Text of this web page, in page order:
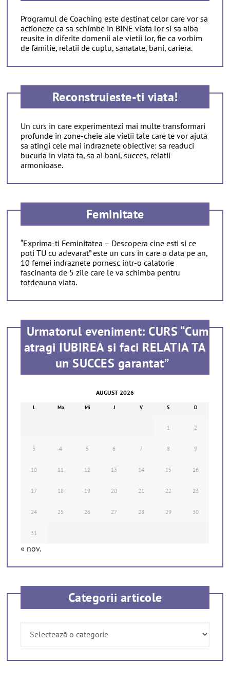
Programul de Coaching este destinat celor care vor sa
actioneze ca sa schimbe in BINE viata lor si sa aiba
reusite in diferite domenii ale vietii lor, fie ca vorbim
de familie, relatii de cuplu, sanatate, bani, cariera.
Reconstruieste-ti viata!
Un curs in care experimentezi mai multe transformari
profunde in zone-cheie ale vietii tale care te vor ajuta
sa atingi cele mai indraznete obiective: sa readuci
bucuria in viata ta, sa ai bani, succes, relatii
armonioase.
Feminitate
“Exprima-ti Feminitatea – Descopera cine esti si ce
poti TU cu adevarat” este un curs in care o data pe an,
10 femei indraznete pornesc intr-o calatorie
fascinanta de 5 zile care le va schimba pentru
totdeauna viata.
Urmatorul eveniment: CURS “Cum
atragi IUBIREA si faci RELATIA TA
un SUCCES garantat”
AUGUST 2026
L Ma Mi J V S D
1 2
3 4 5 6 7 8 9
10 11 12 13 14 15 16
17 18 19 20 21 22 23
24 25 26 27 28 29 30
31
« nov.
Categorii articole
Categorii
articole